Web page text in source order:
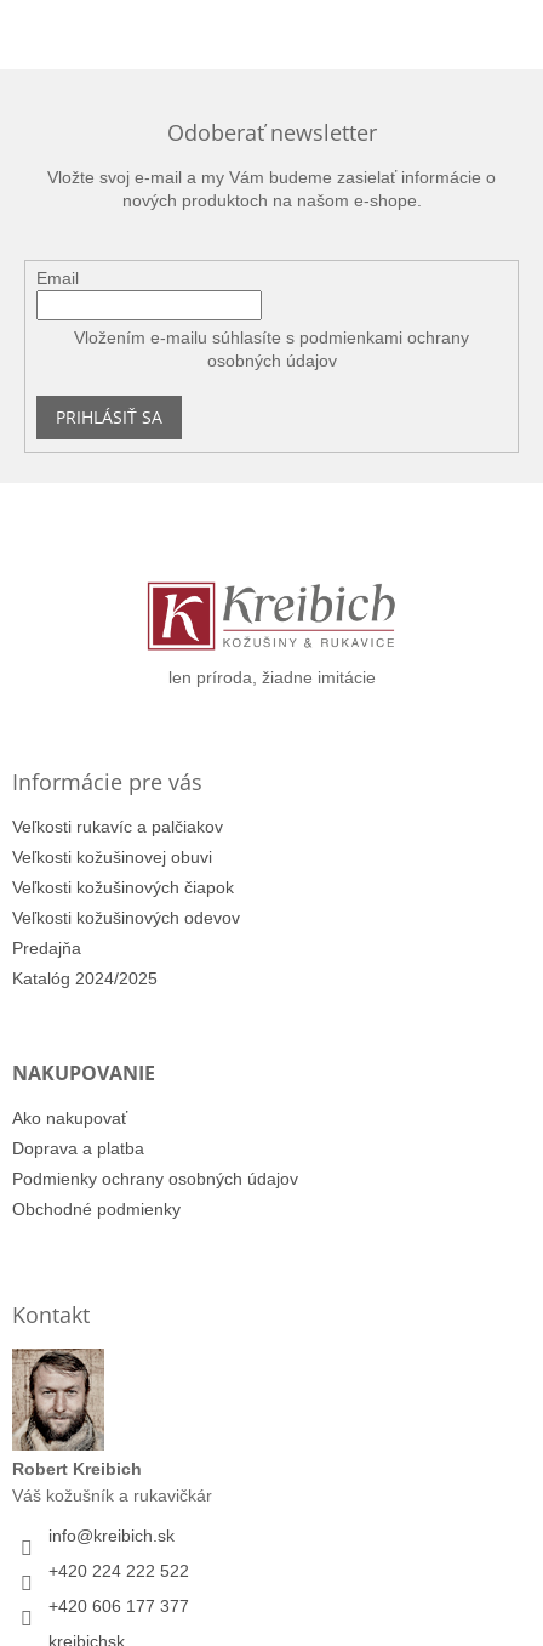
Odoberať newsletter
Vložte svoj e-mail a my Vám budeme zasielať informácie o
nových produktoch na našom e-shope.
Email
Vložením e-mailu súhlasíte s podmienkami ochrany
osobných údajov
PRIHLÁSIŤ SA
len príroda, žiadne imitácie
Informácie pre vás
Veľkosti rukavíc a palčiakov
Veľkosti kožušinovej obuvi
Veľkosti kožušinových čiapok
Veľkosti kožušinových odevov
Predajňa
Katalóg 2024/2025
NAKUPOVANIE
Ako nakupovať
Doprava a platba
Podmienky ochrany osobných údajov
Obchodné podmienky
Kontakt
Robert Kreibich
Váš kožušník a rukavičkár
info@kreibich.sk
+420 224 222 522
+420 606 177 377
kreibichsk